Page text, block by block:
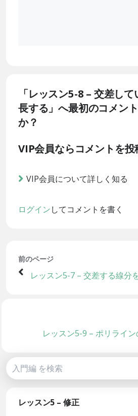
「レッスン5-8 – 交差し
長する」へ最初のコメン
か？
VIP会員ならコメントを投
VIP会員について詳しく知る
ログインしてコメントを書く
前のページ
レッスン5-7 – 交差する線分
レッスン5-9 – ポリライ
レッスン5 – 修正